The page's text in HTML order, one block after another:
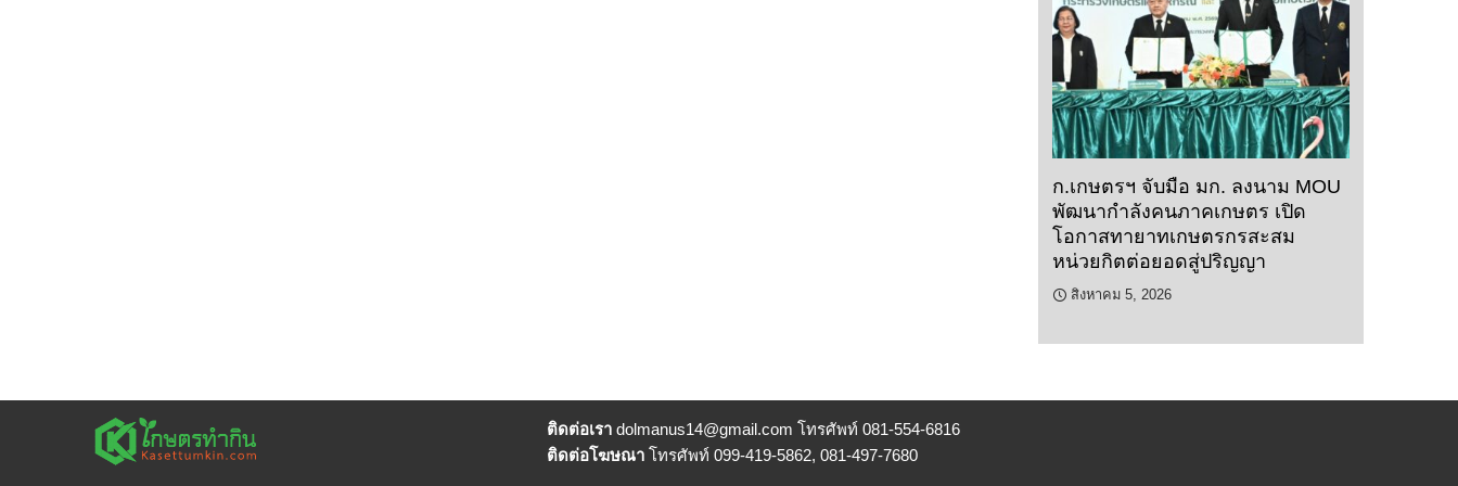
ก.เกษตรฯ จับมือ มก. ลงนาม MOU
พัฒนากำลังคนภาคเกษตร เปิด
โอกาสทายาทเกษตรกรสะสม
หน่วยกิตต่อยอดสู่ปริญญา
สิงหาคม 5, 2026
ติดต่อเรา dolmanus14@gmail.com โทรศัพท์ 081-554-6816
ติดต่อโฆษณา โทรศัพท์ 099-419-5862, 081-497-7680